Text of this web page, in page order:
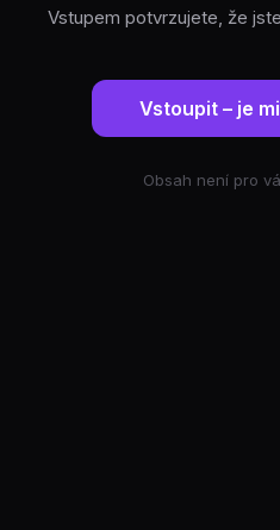
Vstupem potvrzujete, že
Vstoupit – je
Obsah není pro